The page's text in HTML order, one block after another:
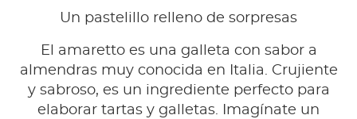
Un pastelillo relleno de sorpresas
El amaretto es una galleta con sabor a
almendras muy conocida en Italia. Crujiente
y sabroso, es un ingrediente perfecto para
elaborar tartas y galletas. Imagínate un